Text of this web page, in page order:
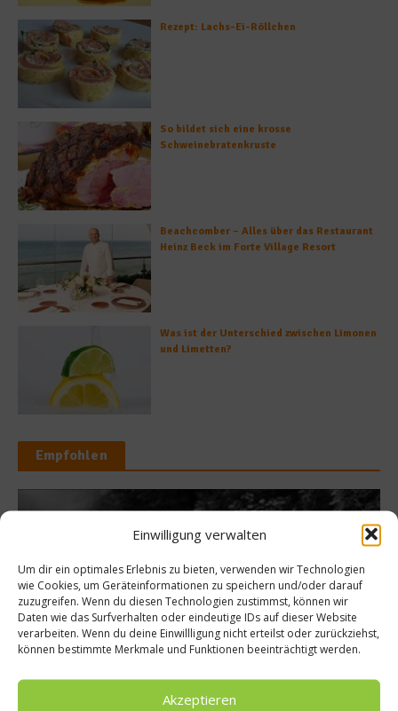
Einwilligung verwalten
Um dir ein optimales Erlebnis zu bieten, verwenden wir Technologien
wie Cookies, um Geräteinformationen zu speichern und/oder darauf
zuzugreifen. Wenn du diesen Technologien zustimmst, können wir
Daten wie das Surfverhalten oder eindeutige IDs auf dieser Website
verarbeiten. Wenn du deine Einwillligung nicht erteilst oder zurückziehst,
können bestimmte Merkmale und Funktionen beeinträchtigt werden.
Akzeptieren
Rezept: Lachs-Ei-Röllchen
So bildet sich eine krosse
Schweinebratenkruste
Beachcomber – Alles über das Restaurant
Heinz Beck im Forte Village Resort
Was ist der Unterschied zwischen Limonen
und Limetten?
Empfohlen
Gastro & Gourmet
– (See-)Sterne auf
dem Teller
5. September 2021